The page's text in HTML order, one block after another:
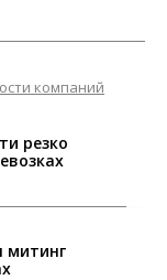
компаний
резко
митинг